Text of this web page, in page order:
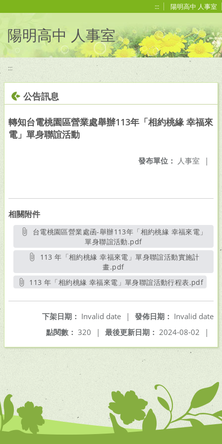
::: 陽明高中 人事室
陽明高中 人事室
:::
公告訊息
轉知台電桃園區營業處舉辦113年「相約桃緣 幸福來
電」單身聯誼活動
發布單位： 人事室 |
相關附件
單身聯誼活動.pdf另開新視窗
畫.pdf另開新視窗
113 年「相約桃緣 幸福來電」單身聯誼活動行程表.pdf
發佈日期： Invalid date
下架日期： Invalid date
|
最後更新日期： 2024-08-02 |
點閱數： 320 |